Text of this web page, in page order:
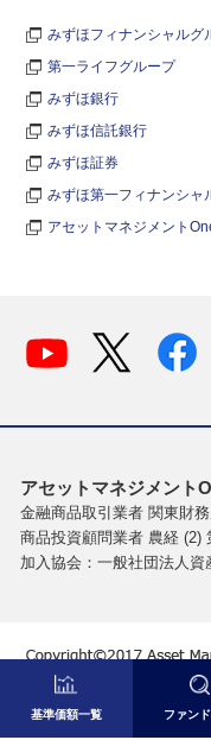
基準価額一覧 ファン
みずほフィナンシャルグ
第一ライフグループ
みずほ銀行
みずほ信託銀行
みずほ証券
みずほ第一フィナンシャ
アセットマネジメント
アセットマネジメント
金融商品取引業者 関東財
商品投資顧問業者 農経 (2)
加入協会：一般社団法人資